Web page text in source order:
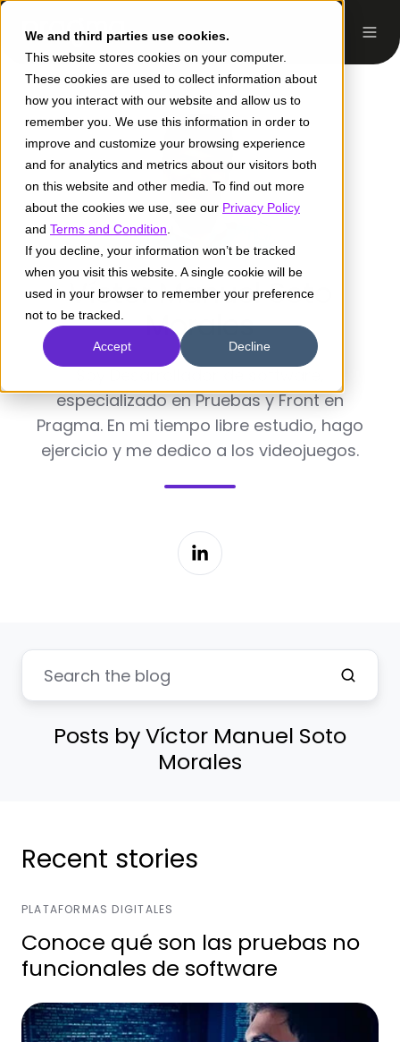
We and third parties use cookies.
This website stores cookies on your computer.
These cookies are used to collect information about
how you interact with our website and allow us to
remember you. We use this information in order to
improve and customize your browsing experience
and for analytics and metrics about our visitors both
on this website and other media. To find out more
about the cookies we use, see our Privacy Policy
and Terms and Condition
If you decline, your information won’t be tracked
when you visit this website. A single cookie will be
used in your browser to remember your preference
not to be tracked.
Accept Decline
Víctor Manuel Soto
Morales
especializado en Pruebas y Front en
Pragma. En mi tiempo libre estudio, hago
ejercicio y me dedico a los videojuegos.
Posts by Víctor Manuel Soto
Morales
Recent stories
PLATAFORMAS DIGITALES
Conoce qué son las pruebas no
funcionales de software